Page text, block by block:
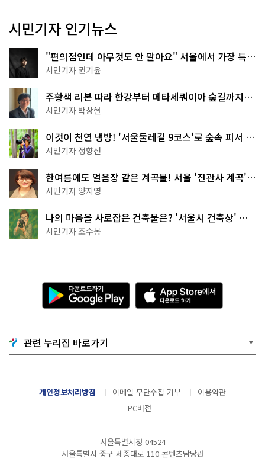
시민기자 인기뉴스
"편의점인데 아무것도 안 팔아요" 서울에서 가장 특별
한 편의점의 정체
시민기자 권기윤
주황색 리본 따라 한강부터 메타세쿼이아 숲길까지…
서울둘레길 15코스
시민기자 박상현
이것이 천연 냉방! '서울둘레길 9코스'로 숲속 피서 떠
나볼까
시민기자 정향선
한여름에도 얼음장 같은 계곡물! 서울 '진관사 계곡'이
천국이네~
시민기자 양지영
나의 마음을 사로잡은 건축물은? '서울시 건축상' 수
상작 공개!
시민기자 조수봉
다
운
로
기
G
o
g
l
e
l
A
p
p
e
서
다
운
드
관련 누리집 바로가기
개인정보처리방침 이메일 무단수집 거부
이용약관
PC버전
서울특별시청 04524
서울특별시 중구 세종대로 110 콘텐츠담당관